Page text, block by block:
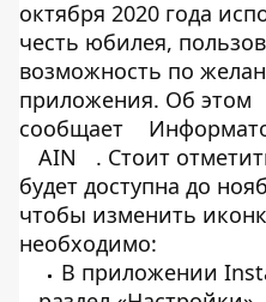
октября 2020 года
честь юбилея,
возможность по
приложения. Об этом
сообщает
AIN
. Стоит
будет доступна до
чтобы изменить
необходимо:
В приложении